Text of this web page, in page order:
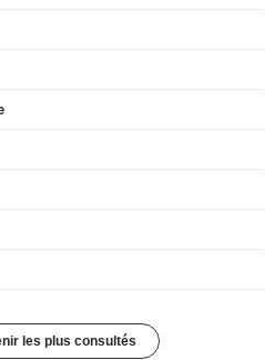
les plus consultés